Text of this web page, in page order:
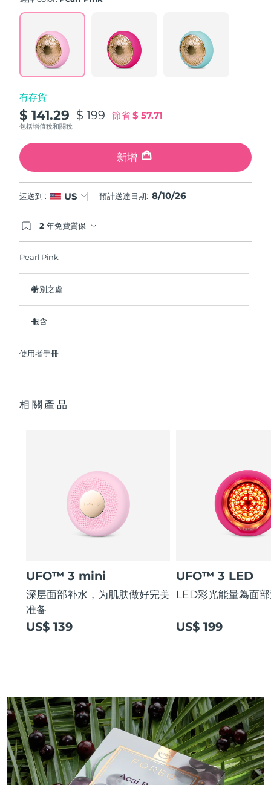
Read
Reviews.
Same
page
有存貨
$ 141.29 $ 199 節省$ 57.71
包括增值稅和關稅
新增
运送到 : US 預計送達日期: 8/10/26
2 年免費質保
Pearl Pink
特別之處
熱能科技幫助面膜中的成分深入肌膚。
T-Sonic
包含
USB 充電線
2年質保 (西班牙：3年質保)
使用者手冊
相關產品
UFO™ 3 mini
深层面部补水，为肌肤做好完美
准备
US$ 139
UFO™ 3 LED
LED彩光能量為面
US$ 199
斯洛伐克
斯洛維尼亞 預計送達日期
預計送達日期
南韓
西班牙
瑞典 8/9/26
瑞士 預計送達日期8/9/26
台灣 預計送達日期8/14/26
泰國 預計送達日期8/13/26
阿拉伯聯合大公國
英國
美國
越南